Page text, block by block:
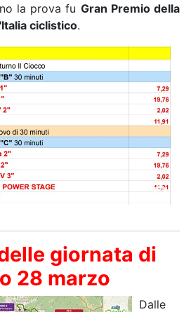
la prova fu Gran Premio della
ciclistico.
giornata di
28 marzo
Dalle